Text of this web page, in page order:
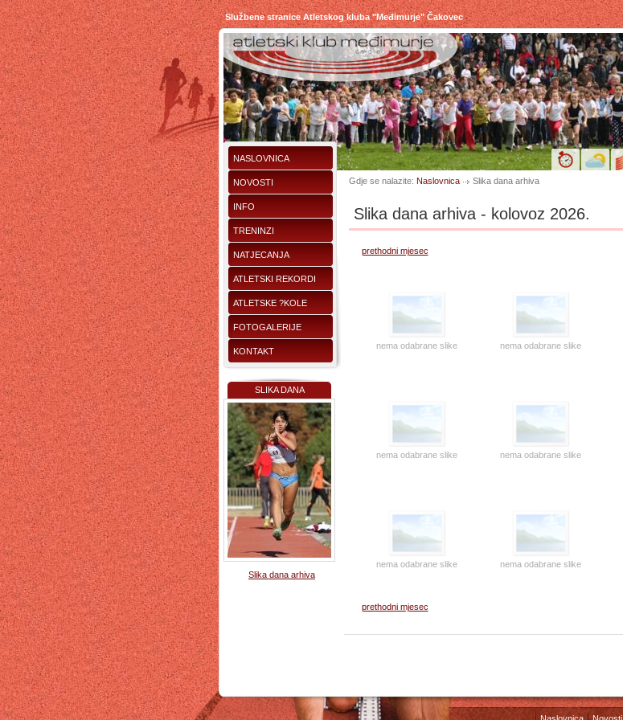
Službene stranice Atletskog kluba "Međimurje" Čakovec
NASLOVNICA
NOVOSTI
INFO
TRENINZI
NATJECANJA
ATLETSKI REKORDI
ATLETSKE ?KOLE
FOTOGALERIJE
KONTAKT
SLIKA DANA
Slika dana arhiva
Gdje se nalazite: Naslovnica Slika dana arhiva
Slika dana arhiva - kolovoz 2026.
prethodni mjesec
nema odabrane slike nema odabrane slike
nema odabrane slike nema odabrane slike
nema odabrane slike nema odabrane slike
prethodni mjesec